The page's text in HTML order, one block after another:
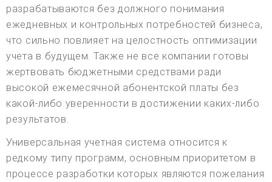
разрабатываются без должного понимания
ежедневных и контрольных потребностей бизнеса,
что сильно повлияет на целостность оптимизации
учета в будущем. Также не все компании готовы
жертвовать бюджетными средствами ради
высокой ежемесячной абонентской платы без
какой-либо уверенности в достижении каких-либо
результатов.
Универсальная учетная система относится к
редкому типу программ, основным приоритетом в
процессе разработки которых являются пожелания